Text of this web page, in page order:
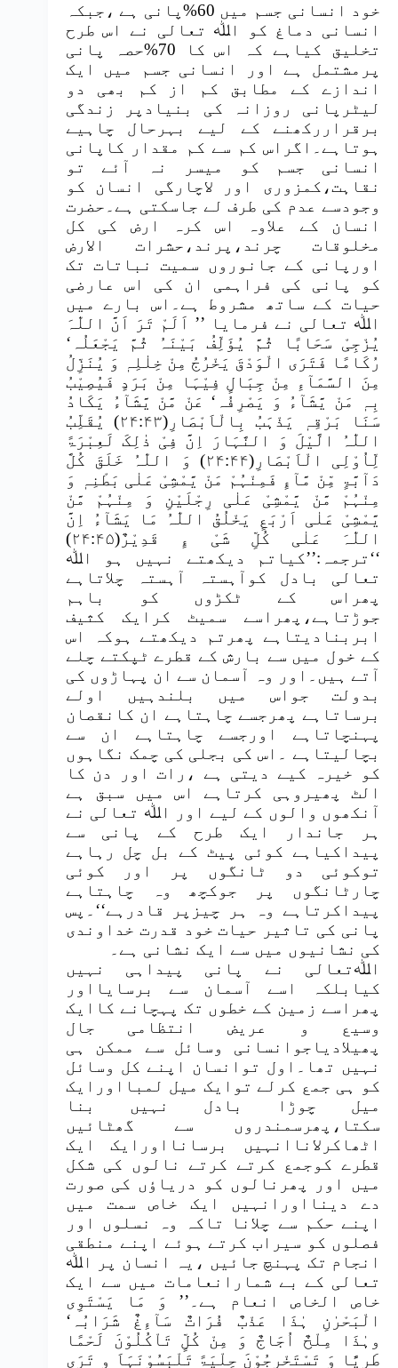
خود انسانی جسم میں 60%پانی ہے ،جبکہ
انسانی دماغ کو اﷲ تعالی نے اس طرح
تخلیق کیاہے کہ اس کا 70%حصہ پانی
پرمشتمل ہے اور انسانی جسم میں ایک
اندازے کے مطابق کم از کم بھی دو
لیٹرپانی روزانہ کی بنیادپر زندگی
برقراررکھنے کے لیے بہرحال چاہیے
ہوتاہے۔اگراس کم سے کم مقدار کاپانی
انسانی جسم کو میسر نہ آئے تو
نقاہت،کمزوری اور لاچارگی انسان کو
وجودسے عدم کی طرف لے جاسکتی ہے۔حضرت
انسان کے علاوہ اس کرہ ارض کی کل
مخلوقات چرند،پرند،حشرات الارض
اورپانی کے جانوروں سمیت نباتات تک
کو پانی کی فراہمی ان کی اس عارضی
حیات کے ساتھ مشروط ہے۔اس بارے میں
اﷲ تعالی نے فرمایا ’’ اَلَمْ تَرَ اَنَّ اللّٰہَ
یُزْجِیْ سَحَابًا ثُمَّ یُؤَلِّفُ بَیْنَہُ ثُمَّ یَجْعَلُہ‘
رُکَامًا فَتَرَی الْوَدْقَ یَخْرُجُ مِنْ خِلٰلِہٖ وَ یُنَزِّلُ
مِنَ السَّمَآءِ مِنْ جِبَالٍ فِیْہَا مِنْ بَرَدٍ فَیُصِیْبُ
بِہٖ مَنْ یَّشَآءُ وَ یَصْرِفُہ‘ عَنْ مَّنْ یَّشَآءُ یَکَادُ
سَنَا بَرْقِہٖ یَذْہَبُ بِالْاَبْصَارِ(۲۴:۴۳) یُقَلِّبُ
اللّٰہُ الَّیْلَ وَ النَّہَارَ اِنَّ فِیْ ذٰلِکَ لَعِبْرَۃً
لِّاُوْلِی الْاَبْصَارِ(۲۴:۴۴) وَ اللّٰہُ خَلَقَ کُلَّ
دَآبَّۃٍ مِّنْ مَّآءٍ فَمِنْہُمْ مَنْ یَّمْشِیْ عَلٰی بَطْنِہٖ وَ
مِنْہُمْ مَّنْ یَّمْشِیْ عَلٰی رِجْلَیْنِ وَ مِنْہُمْ مَّنْ
یَّمْشِیْ عَلٰی اَرْبَعٍ یَخْلُقُ اللّٰہُ مَا یَشَآءُ اِنَّ
اللّٰہَ عَلٰی کُلِّ شَیْ ءٍ قَدِیْرٌ(۲۴:۴۵)
‘‘ترجمہ:’’کیاتم دیکھتے نہیں ہو اﷲ
تعالی بادل کوآہستہ آہستہ چلاتاہے
پھراس کے ٹکڑوں کو باہم
جوڑتاہے،پھراسے سمیٹ کرایک کثیف
ابربنادیتاہے پھرتم دیکھتے ہوکہ اس
کے خول میں سے بارش کے قطرے ٹپکتے چلے
آتے ہیں۔اور وہ آسمان سے ان پہاڑوں کی
بدولت جواس میں بلندہیں اولے
برساتاہے پھرجسے چاہتاہے ان کانقصان
پہنچاتاہے اورجسے چاہتاہے ان سے
بچالیتاہے ۔اس کی بجلی کی چمک نگاہوں
کو خیرہ کیے دیتی ہے ،رات اور دن کا
الٹ پھیروہی کرتاہے اس میں سبق ہے
آنکھوں والوں کے لیے اور اﷲ تعالی نے
ہر جاندار ایک طرح کے پانی سے
پیداکیاہے کوئی پیٹ کے بل چل رہاہے
توکوئی دو ٹانگوں پر اور کوئی
چارٹانگوں پر جوکچھ وہ چاہتاہے
پیداکرتاہے وہ ہر چیزپر قادرہے‘‘۔پس
پانی کی تاثیر حیات خود قدرت خداوندی
کی نشانیوں میں سے ایک نشانی ہے۔
اﷲتعالی نے پانی پیداہی نہیں
کیابلکہ اسے آسمان سے برسایااور
پھراسے زمین کے خطوں تک پہچانے کاایک
وسیع و عریض انتظامی جال
پھیلادیاجوانسانی وسائل سے ممکن ہی
نہیں تھا۔اول توانسان اپنے کل وسائل
کو ہی جمع کرلے توایک میل لمبااورایک
میل چوڑا بادل نہیں بنا
سکتا،پھرسمندروں سے گھٹائیں
اٹھاکرلاناانہیں برسانااورایک ایک
قطرے کوجمع کرتے کرتے نالوں کی شکل
میں اور پھرنالوں کو دریاؤں کی صورت
دے دینااورانہیں ایک خاص سمت میں
اپنے حکم سے چلانا تاکہ وہ نسلوں اور
فصلوں کو سیراب کرتے ہوئے اپنے منطقی
انجام تک پہنچ جائیں ،یہ انسان پر اﷲ
تعالی کے بے شمارانعامات میں سے ایک
خاص الخاص انعام ہے۔’’ وَ مَا یَسْتَوِی
الْبَحْرٰنِ ہٰذَا عَذْبٌ فُرَاتٌ سَآءِغٌ شَرَابُہ‘
وہٰذَا مِلْحٌ اُجَاجٌ وَ مِنْ کُلٍّ تَاْکُلُوْنَ لَحْمًا
طَرِیًّا وَ تَسْتَخْرِجُوْنَ حِلْیَۃً تَلْبَسُوْنَہَاَ و تَرَی